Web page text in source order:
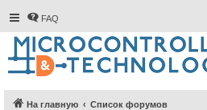
FAQ
На главную Список форумов